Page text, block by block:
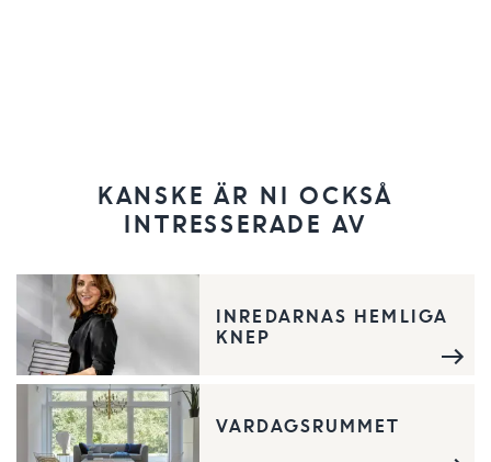
KANSKE ÄR NI OCKSÅ
INTRESSERADE AV
INREDARNAS HEMLIGA
KNEP
VARDAGSRUMMET